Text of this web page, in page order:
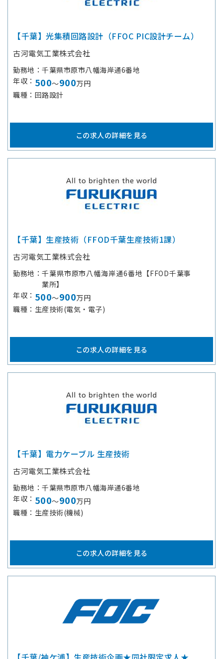
【千葉】光集積回路設計（FFOC PIC設計チーム）
古河電気工業株式会社
勤務地
千葉県市原市八幡海岸通6番地
年収
500～900万円
職種
回路設計
この求人の詳細を見る
【千葉】生産技術（FFOD千葉生産技術1課）
古河電気工業株式会社
勤務地
千葉県市原市八幡海岸通6番地【FFOD千葉事
業所】
年収
500～900万円
職種
生産技術(電気・電子)
この求人の詳細を見る
【千葉】電力ケーブル 生産技術
古河電気工業株式会社
勤務地
千葉県市原市八幡海岸通6番地
年収
500～900万円
職種
生産技術(機械)
この求人の詳細を見る